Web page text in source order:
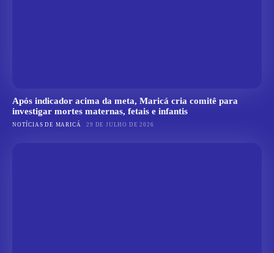
Após indicador acima da meta, Maricá cria comitê para
investigar mortes maternas, fetais e infantis
NOTÍCIAS DE MARICÁ 29 DE JULHO DE 2026